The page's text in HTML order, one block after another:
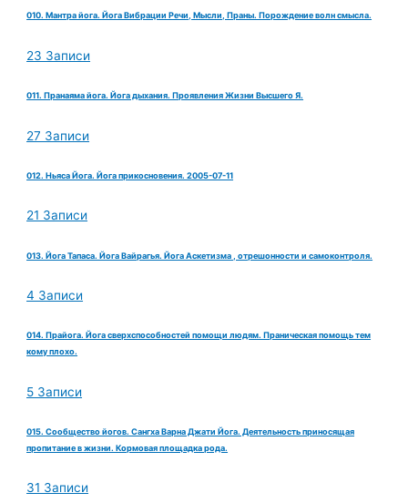
010. Мантра йога. Йога Вибрации Речи, Мысли, Праны. Порождение волн смысла.
23 Записи
011. Пранаяма йога. Йога дыхания. Проявления Жизни Высшего Я.
27 Записи
012. Ньяса Йога. Йога прикосновения. 2005-07-11
21 Записи
013. Йога Тапаса. Йога Вайрагья. Йога Аскетизма , отрешонности и самоконтроля.
4 Записи
014. Прайога. Йога сверхспособностей помощи людям. Праническая помощь тем
кому плохо.
5 Записи
015. Сообщество йогов. Сангха Варна Джати Йога. Деятельность приносящая
пропитание в жизни. Кормовая площадка рода.
31 Записи